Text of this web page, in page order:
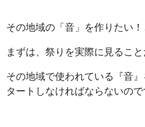
その地域の「音」を作りたい！
まずは、祭りを実際に見ること
その地域で使われている『音
タートしなければならないので